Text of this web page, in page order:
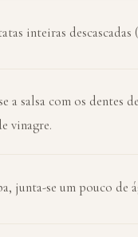
inteiras descascadas
a salsa com os dentes
vinagre.
junta-se um pouco de